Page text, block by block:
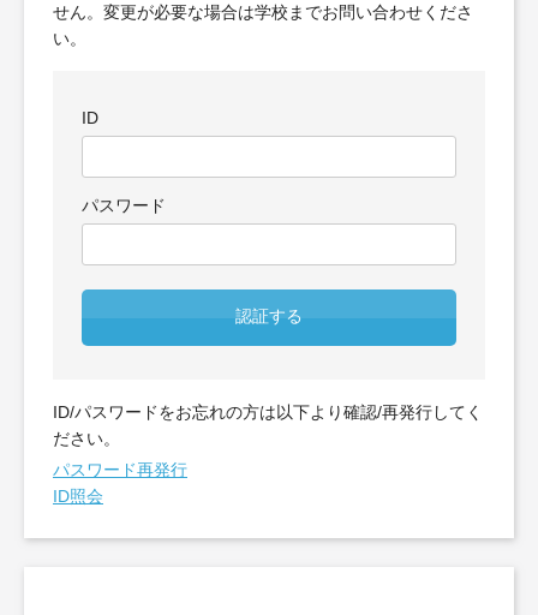
せん。変更が必要な場合は学校までお問い合わせくださ
い。
ID
パスワード
認証する
ID/パスワードをお忘れの方は以下より確認/再発行してく
ださい。
パスワード再発行
ID照会